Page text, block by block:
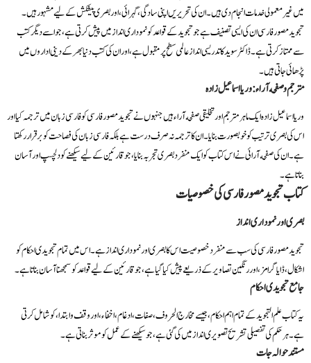
میں غیر معمولی خدمات انجام دی ہیں۔ ان کی تحریریں اپنی سادگی، گہرائی، اور بصری پیشکش کے لیے مشہور ہیں۔
تجوید مصور فارسی ان کی ایسی تصنیف ہے جو تجوید کے قواعد کو نموداری انداز میں پیش کرتی ہے، جو اسے دیگر کتب
سے ممتاز کرتی ہے۔ ڈاکٹر سوید کا تدریسی انداز عالمی سطح پر مقبول ہے، اور ان کی کتب دنیا بھر کے دینی اداروں میں
پڑھائی جاتی ہیں۔
مترجم و صفحه آراء: وریا اسماعیل زاده
وریا اسماعیل زاده ایک ماہر مترجم اور تخلیقی صفحه آراء ہیں جنہوں نے تجوید مصور فارسی کو فارسی زبان میں ترجمہ کیا اور
اس کی بصری ترتیب کو خوبصورت بنایا۔ ان کا ترجمہ نہ صرف درست ہے بلکہ فارسی زبان کی فصاحت کو برقرار رکھتا
ہے۔ ان کی صفحه آرائی نے اس کتاب کو ایک منفرد بصری تجربہ بنایا، جو قارئین کے لیے سیکھنے کو دلچسپ اور آسان
بناتا ہے۔
کتاب تجوید مصور فارسی کی خصوصیات
بصری اور نموداری انداز
تجوید مصور فارسی کی سب سے منفرد خصوصیت اس کا بصری اور نموداری انداز ہے۔ اس میں تمام تجویدی احکام کو
اشکال، ڈایاگرامز، اور رنگین تصاویر کے ذریعے پیش کیا گیا ہے، جو قارئین کے لیے قواعد کو سمجھنا آسان بناتا ہے۔
جامع تجویدی احکام
یہ کتاب علم التجوید کے تمام اہم احکام، جیسے مخارج الحروف، صفات، ادغام، اخفاء، اور وقف و ابتدا، کو شامل کرتی
ہے۔ ہر حکم کی تفصیلی تشریح تصویری انداز میں کی گئی ہے، جو سیکھنے کے عمل کو موثر بناتی ہے۔
مستند حوالہ جات